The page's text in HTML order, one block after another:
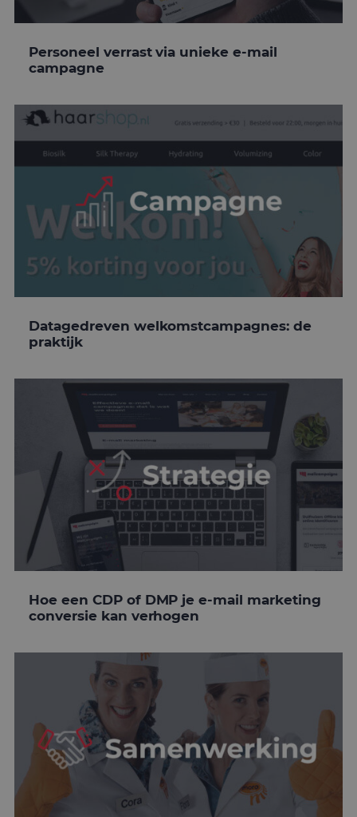
Personeel verrast via unieke e-mail
campagne
Datagedreven welkomstcampagnes: de
praktijk
Hoe een CDP of DMP je e-mail marketing
conversie kan verhogen